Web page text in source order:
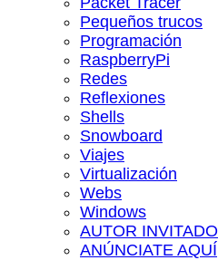
Pequeños trucos
Programación
RaspberryPi
Redes
Reflexiones
Shells
Snowboard
Viajes
Virtualización
Webs
Windows
AUTOR INVITADO
ANÚNCIATE AQUÍ